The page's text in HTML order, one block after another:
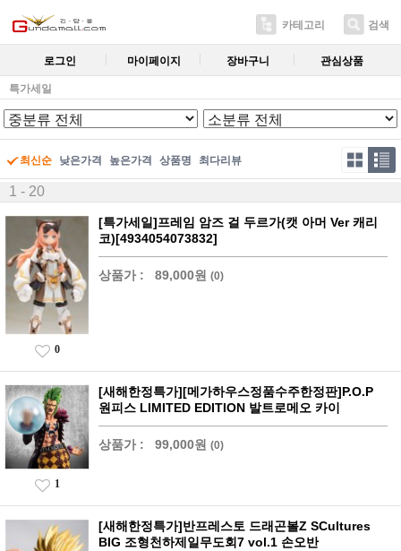
카테고리 검색
로그인 마이페이지 장바구니 관심상품
특가세일
최신순 낮은가격 높은가격 상품명 최다리뷰
1 - 20
[특가세일]프레임 암즈 걸 두르가(캣 아머 Ver 캐리
코)[4934054073832]
상품가 : 89,000원 (0)
0
[새해한정특가][메가하우스정품수주한정판]P.O.P
원피스 LIMITED EDITION 발트로메오 카이
상품가 : 99,000원 (0)
1
[새해한정특가]반프레스토 드래곤볼Z SCultures
BIG 조형천하제일무도회7 vol.1 손오반